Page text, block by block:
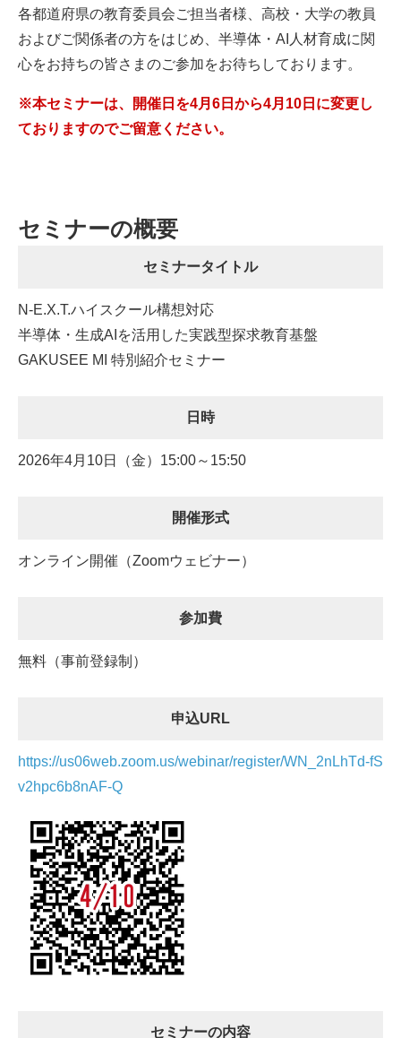
各都道府県の教育委員会ご担当者様、高校・大学の教員
およびご関係者の方をはじめ、半導体・AI人材育成に関
心をお持ちの皆さまのご参加をお待ちしております。
※本セミナーは、開催日を4月6日から4月10日に変更し
ておりますのでご留意ください。
セミナーの概要
セミナータイトル
N-E.X.T.ハイスクール構想対応
半導体・生成AIを活用した実践型探求教育基盤
GAKUSEE MI 特別紹介セミナー
日時
2026年4月10日（金）15:00～15:50
開催形式
オンライン開催（Zoomウェビナー）
参加費
無料（事前登録制）
申込URL
https://us06web.zoom.us/webinar/register/WN_2nLhTd-fS
v2hpc6b8nAF-Q
セミナーの内容